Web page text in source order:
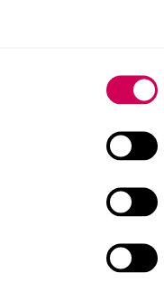
in Ypenburg